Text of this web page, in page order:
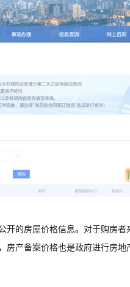
开的房屋价格信息。对于购房
产备案价格也是政府进行房地